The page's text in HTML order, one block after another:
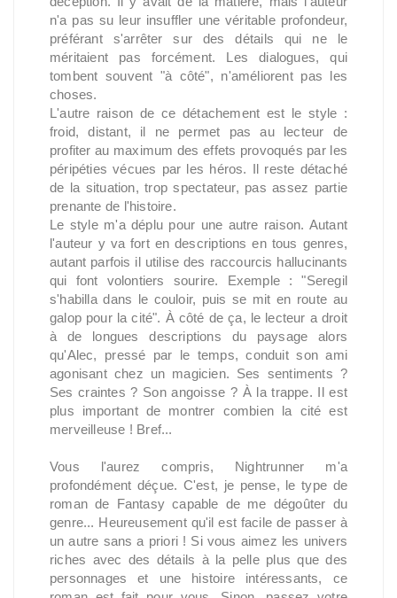
n'a pas su leur insuffler une véritable profondeur,
préférant s'arrêter sur des détails qui ne le
méritaient pas forcément. Les dialogues, qui
tombent souvent "à côté", n'améliorent pas les
choses.
L'autre raison de ce détachement est le style :
froid, distant, il ne permet pas au lecteur de
profiter au maximum des effets provoqués par les
péripéties vécues par les héros. Il reste détaché
de la situation, trop spectateur, pas assez partie
prenante de l'histoire.
Le style m'a déplu pour une autre raison. Autant
l'auteur y va fort en descriptions en tous genres,
autant parfois il utilise des raccourcis hallucinants
qui font volontiers sourire. Exemple : "Seregil
s'habilla dans le couloir, puis se mit en route au
galop pour la cité". À côté de ça, le lecteur a droit
à de longues descriptions du paysage alors
qu'Alec, pressé par le temps, conduit son ami
agonisant chez un magicien. Ses sentiments ?
Ses craintes ? Son angoisse ? À la trappe. Il est
plus important de montrer combien la cité est
merveilleuse ! Bref...
Vous l'aurez compris, Nightrunner m'a
profondément déçue. C'est, je pense, le type de
roman de Fantasy capable de me dégoûter du
genre... Heureusement qu'il est facile de passer à
un autre sans a priori ! Si vous aimez les univers
riches avec des détails à la pelle plus que des
personnages et une histoire intéressants, ce